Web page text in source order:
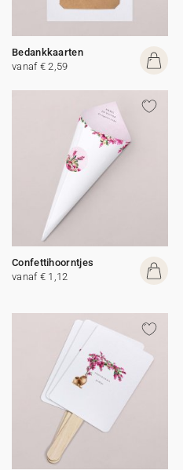
Bedankkaarten
vanaf € 2,59
Confettihoorntjes
vanaf € 1,12